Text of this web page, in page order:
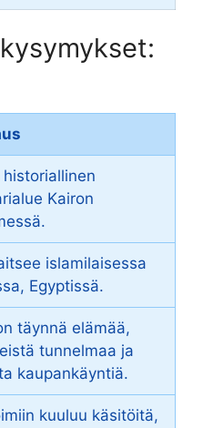
historiallinen
Kairon
islamilaisessa
Egyptissä.
täynnä elämää,
tunnelmaa ja
kaupankäyntiä.
kuuluu käsitöitä,